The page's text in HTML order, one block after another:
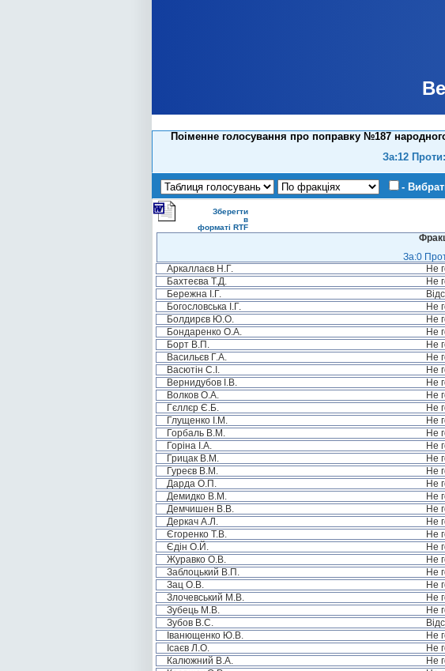
Поіменне голосування про поправку №187
За:12
-
Зберегти
в
форматі RTF
За:0
Аркаллаєв Н.Г.
Не
Бахтеєва Т.Д.
Не
Бережна І.Г.
Богословська І.Г.
Не
Болдирєв Ю.О.
Не
Бондаренко О.А.
Не
Борт В.П.
Не
Васильєв Г.А.
Не
Васютін С.І.
Не
Вернидубов І.В.
Не
Волков О.А.
Не
Гєллєр Є.Б.
Не
Глущенко І.М.
Не
Горбаль В.М.
Не
Горіна І.А.
Не
Грицак В.М.
Не
Гуреєв В.М.
Не
Дарда О.П.
Не
Демидко В.М.
Не
Демчишен В.В.
Не
Деркач А.Л.
Не
Єгоренко Т.В.
Не
Єдін О.Й.
Не
Журавко О.В.
Не
Заблоцький В.П.
Не
Зац О.В.
Не
Злочевський М.В.
Не
Зубець М.В.
Не
Зубов В.С.
Іванющенко Ю.В.
Не
Ісаєв Л.О.
Не
Калюжний В.А.
Не